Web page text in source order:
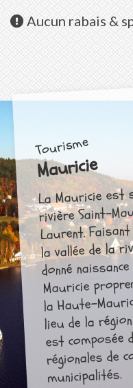
Aucunrabais &
Tourisme
Mauricie
La Mauricie est
rivière Saint-
Laurent.
la vallée de la
donné
Mauricie
la Haute-
lieu de la
est composée
régionales de
municipalités.